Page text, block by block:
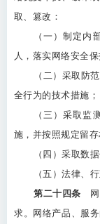
取、篡改：
（一）制定内
人，落实网络安全保
（二）采取防
全行为的技术措施；
（三）采取监
施，并按照规定留
（四）采取数
（五）法律、
第二十四条 网
求。网络产品、服